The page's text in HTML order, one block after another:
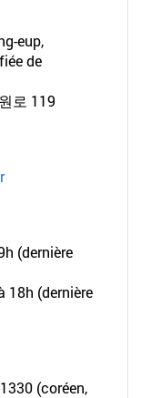
eup,
de
로 119
(dernière
18h (dernière
(coréen,